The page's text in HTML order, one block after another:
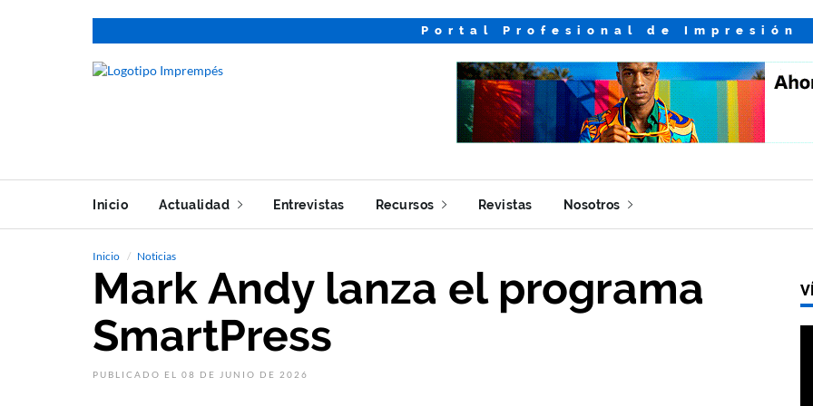
Portal Profesional de Impresión
Inicio Actualidad Entrevistas Recursos Revistas Nosotros
Inicio Noticias
Mark Andy lanza el programa
SmartPress
PUBLICADO EL 08 DE JUNIO DE 2026